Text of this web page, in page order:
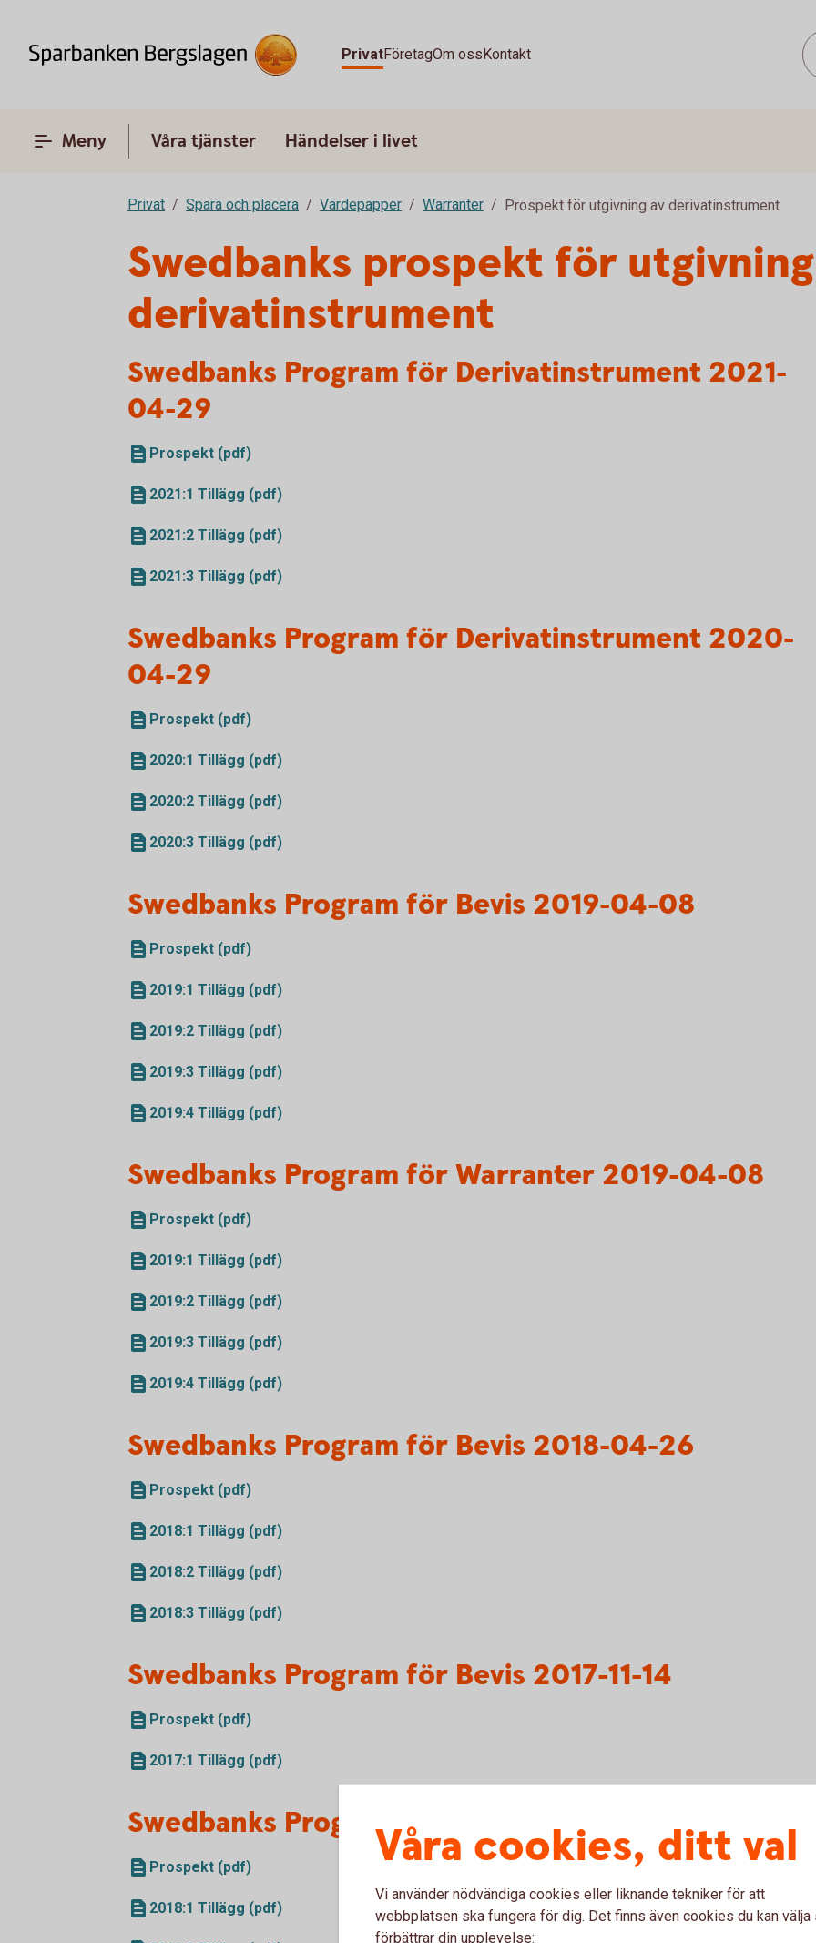
PrivatFöretagOm ossKontakt
Meny Våra tjänster Händelser i livet
Privat Spara och placera Värdepapper Warranter Prospekt för utgivning av derivatinstrument
Swedbanks prospekt för
derivatinstrument
Swedbanks Program för Derivatinstrument 2021-
04-29
Prospekt (pdf)
2021:1 Tillägg (pdf)
2021:2 Tillägg (pdf)
2021:3 Tillägg (pdf)
Swedbanks Program för Derivatinstrument 2020-
04-29
Prospekt (pdf)
2020:1 Tillägg (pdf)
2020:2 Tillägg (pdf)
2020:3 Tillägg (pdf)
Swedbanks Program för Bevis 2019-04-08
Prospekt (pdf)
2019:1 Tillägg (pdf)
2019:2 Tillägg (pdf)
2019:3 Tillägg (pdf)
2019:4 Tillägg (pdf)
Swedbanks Program för Warranter 2019-04-08
Prospekt (pdf)
2019:1 Tillägg (pdf)
2019:2 Tillägg (pdf)
2019:3 Tillägg (pdf)
2019:4 Tillägg (pdf)
Swedbanks Program för Bevis 2018-04-26
Prospekt (pdf)
2018:1 Tillägg (pdf)
2018:2 Tillägg (pdf)
2018:3 Tillägg (pdf)
Swedbanks Program för Bevis 2017-11-14
Prospekt (pdf)
2017:1 Tillägg (pdf)
Swedbanks Program för Warranter 2018-04-26
Prospekt (pdf)
2018:1 Tillägg (pdf)
Våra cookies, ditt val
Vi använder nödvändiga cookies eller liknande tekniker för att
webbplatsen ska fungera för dig. Det finns även cookies du kan välja
förbättrar din upplevelse: